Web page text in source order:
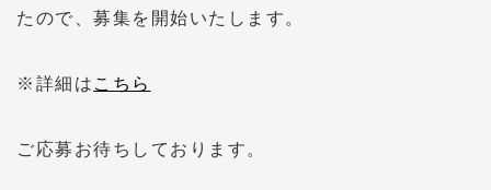
たので、募集を開始いたします。
※詳細は こちら
ご応募お待ちしております。